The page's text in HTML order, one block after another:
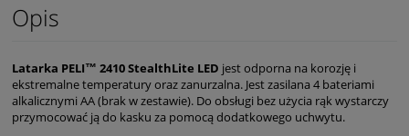
Opis
Latarka PELI™ 2410 StealthLite LED jest odporna na korozję i
ekstremalne temperatury oraz zanurzalna. Jest zasilana 4 bateriami
alkalicznymi AA (brak w zestawie). Do obsługi bez użycia rąk wystarczy
przymocować ją do kasku za pomocą dodatkowego uchwytu.